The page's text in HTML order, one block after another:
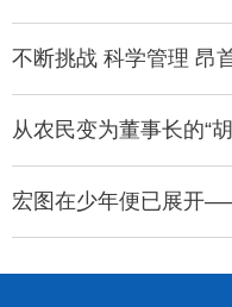
不断挑战 科学管理 昂